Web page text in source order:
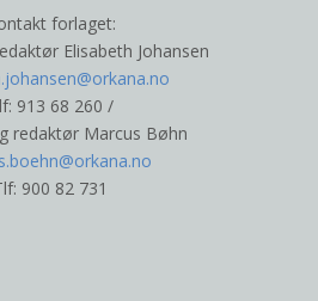
forlaget:
Elisabeth Johansen
913 68 260 /
redaktør Marcus Bøhn
900 82 731